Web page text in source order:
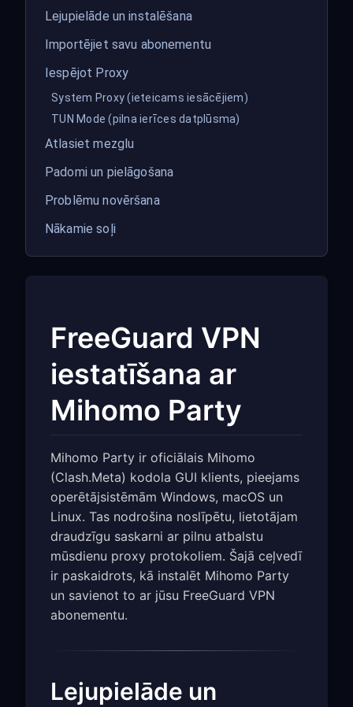
Lejupielāde un instalēšana
Importējiet savu abonementu
Iespējot Proxy
System Proxy (ieteicams iesācējiem)
TUN Mode (pilna ierīces datplūsma)
Atlasiet mezglu
Padomi un pielāgošana
Problēmu novēršana
Nākamie soļi
FreeGuard VPN
iestatīšana ar
Mihomo Party
Mihomo Party ir oficiālais Mihomo
(Clash.Meta) kodola GUI klients, pieejams
operētājsistēmām Windows, macOS un
Linux. Tas nodrošina noslīpētu, lietotājam
draudzīgu saskarni ar pilnu atbalstu
mūsdienu proxy protokoliem. Šajā ceļvedī
ir paskaidrots, kā instalēt Mihomo Party
un savienot to ar jūsu FreeGuard VPN
abonementu.
Lejupielāde un